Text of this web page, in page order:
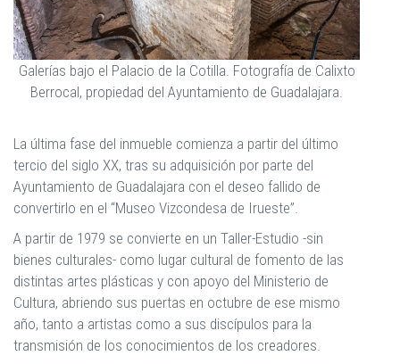
Galerías bajo el Palacio de la Cotilla. Fotografía de Calixto
Berrocal, propiedad del Ayuntamiento de Guadalajara.
La última fase del inmueble comienza a partir del último
tercio del siglo XX, tras su adquisición por parte del
Ayuntamiento de Guadalajara con el deseo fallido de
convertirlo en el “Museo Vizcondesa de Irueste”.
A partir de 1979 se convierte en un Taller-Estudio -sin
bienes culturales- como lugar cultural de fomento de las
distintas artes plásticas y con apoyo del Ministerio de
Cultura, abriendo sus puertas en octubre de ese mismo
año, tanto a artistas como a sus discípulos para la
transmisión de los conocimientos de los creadores.